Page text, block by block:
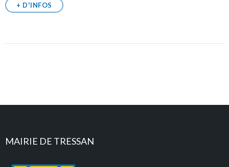
+ D'INFOS
MAIRIE DE TRESSAN